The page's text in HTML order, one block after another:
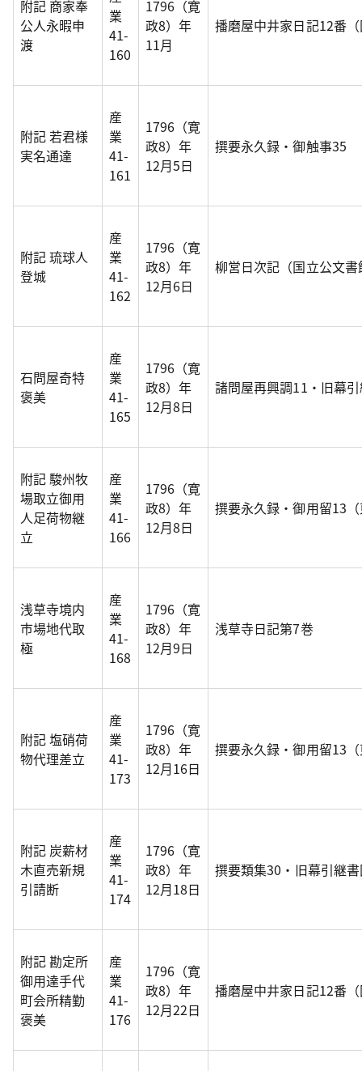
附記 商家奉
公人永暇申
渡
業
41-
160
1796（寛
政8）年
11月
播磨屋中井家日記12番
附記 若君様
実名通達
産
業
41-
161
1796（寛
政8）年
12月5日
撰要永久録・御触事35
附記 琉球人
登城
産
業
41-
162
1796（寛
政8）年
12月6日
柳営日次記（国立公文
石問屋奇特
褒美
産
業
41-
165
1796（寛
政8）年
12月8日
諸問屋再興調11・旧幕
附記 駿州牧
場取立御用
人足荷物継
立
産
業
41-
166
1796（寛
政8）年
12月8日
撰要永久録・御用留13
浅草寺境内
市場地代取
極
産
業
41-
168
1796（寛
政8）年
12月9日
浅草寺日記第7巻
附記 塩硝荷
物代理差立
産
業
41-
173
1796（寛
政8）年
12月16日
撰要永久録・御用留13
附記 炭薪材
木直売新規
引請断
産
業
41-
174
1796（寛
政8）年
12月18日
撰要類集30・旧幕引継
附記 勘定所
御用達手代
町会所精勤
褒美
産
業
41-
176
1796（寛
政8）年
12月22日
播磨屋中井家日記12番